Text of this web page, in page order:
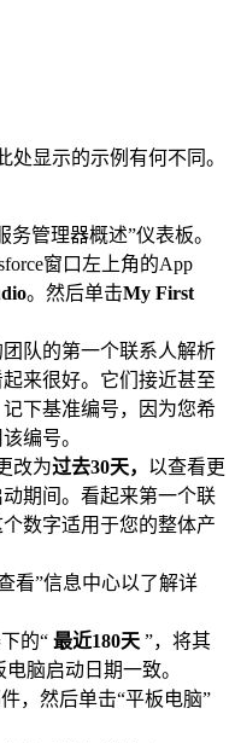
处显示的示例有何不同。
管理器概述”仪表板。
窗口左上角的App
。然后单击My First
队的第一个联系人解析
来很好。它们接近甚至
下基准编号，因为您希
编号。
改为过去30天， 以查看更
期间。看起来第一个联
数字适用于您的整体产
看”信息中心以了解详
的“ 最近180天 ”，将其
电脑启动日期一致。
，然后单击“平板电脑”